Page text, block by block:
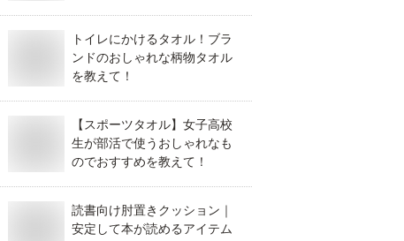
トイレにかけるタオル！ブラ
ンドのおしゃれな柄物タオル
を教えて！
【スポーツタオル】女子高校
生が部活で使うおしゃれなも
のでおすすめを教えて！
読書向け肘置きクッション｜
安定して本が読めるアイテム